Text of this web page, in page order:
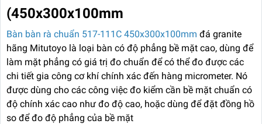
(450x300x100mm
Bàn bàn rà chuẩn 517-111C 450x300x100mm đá granite
hãng Mitutoyo là loại bàn có độ phẳng bề mặt cao, dùng để
làm mặt phẳng có giá trị đo chuẩn để có thể đo được các
chi tiết gia công cơ khí chính xác đến hàng micrometer. Nó
được dùng cho các công việc đo kiểm cần bề mặt chuẩn có
độ chính xác cao như đo độ cao, hoặc dùng để đặt đồng hồ
so để đo độ phẳng của bề mặt